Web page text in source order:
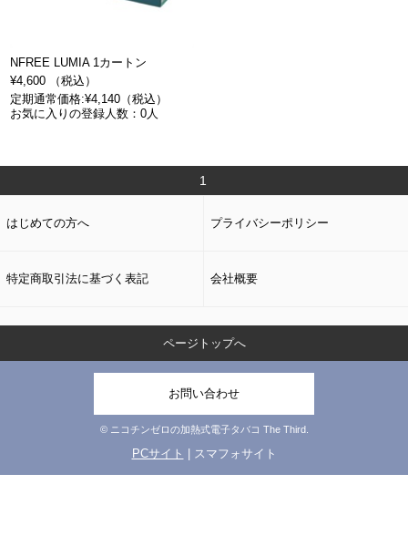
NFREE LUMIA 1カートン
¥4,600 （税込）
定期通常価格:¥4,140（税込）
お気に入りの登録人数：0人
1
はじめての方へ プライバシーポリシー
特定商取引法に基づく表記 会社概要
ページトップへ
お問い合わせ
© ニコチンゼロの加熱式電子タバコ The Third.
PCサイト | スマフォサイト